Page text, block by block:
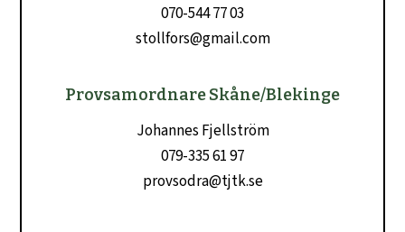
070-544 77 03
stollfors@gmail.com
Provsamordnare Skåne/Blekinge
Johannes Fjellström
079-335 61 97
provsodra@tjtk.se